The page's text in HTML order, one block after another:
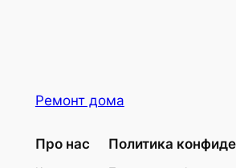
Ремонт дома
Про нас Политика